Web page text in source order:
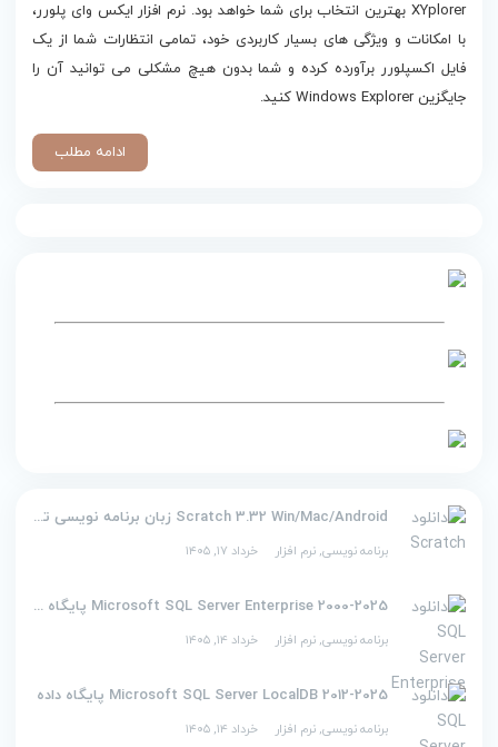
Scratch 3.32 Win/Mac/Android زبان برنامه نویسی تصویری اسکرچ
برنامه نویسی, نرم افزار خرداد ۱۷, ۱۴۰۵
2000-2025 Microsoft SQL Server Enterprise پایگاه داده
برنامه نویسی, نرم افزار خرداد ۱۴, ۱۴۰۵
2012-2025 Microsoft SQL Server LocalDB پایگاه داده
برنامه نویسی, نرم افزار خرداد ۱۴, ۱۴۰۵
XYplorer بهترین انتخاب برای شما خواهد بود. نرم افزار ایکس وای پلورر،
با امکانات و ویژگی های بسیار کاربردی خود، تمامی انتظارات شما از یک
فایل اکسپلورر برآورده کرده و شما بدون هیچ مشکلی می توانید آن را
جایگزین Windows Explorer کنید.
ادامه مطلب